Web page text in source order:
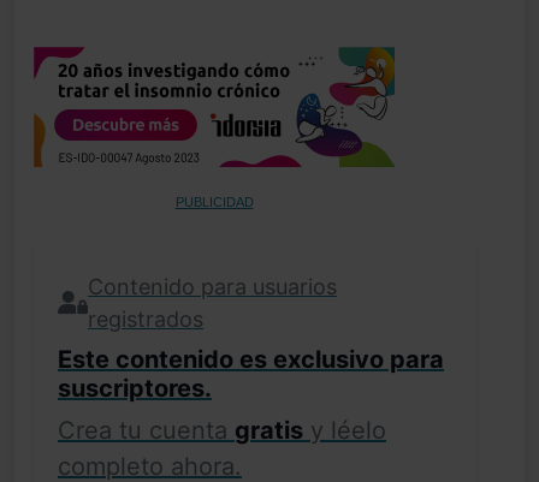
PUBLICIDAD
Contenido para usuarios
registrados
Este contenido es exclusivo para
suscriptores.
Crea tu cuenta gratis y léelo
completo ahora.